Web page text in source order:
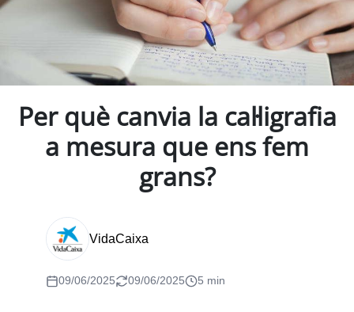
Per què canvia la cal·ligrafia
a mesura que ens fem
grans?
VidaCaixa
09/06/2025 09/06/2025 5 min